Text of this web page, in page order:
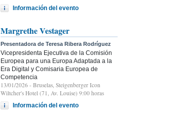
Información del evento
Margrethe Vestager
Presentadora de Teresa Ribera Rodríguez
Vicepresidenta Ejecutiva de la Comisión
Europea para una Europa Adaptada a la
Era Digital y Comisaria Europea de
Competencia
13/01/2026 - Bruselas, Steigenberger Icon
Wiltcher's Hotel (71, Av. Louise) 9:00 horas
Información del evento